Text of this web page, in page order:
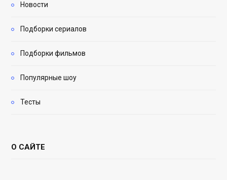
Новости
Подборки сериалов
Подборки фильмов
Популярные шоу
Тесты
О САЙТЕ